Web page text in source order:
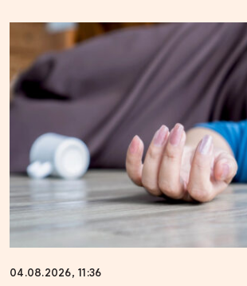
04.08.2026, 11:36